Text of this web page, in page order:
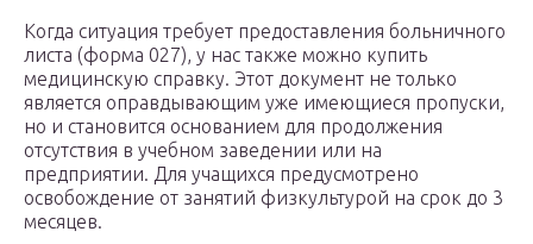
Когда ситуация требует предоставления больничного
листа (форма 027), у нас также можно купить
медицинскую справку. Этот документ не только
является оправдывающим уже имеющиеся пропуски,
но и становится основанием для продолжения
отсутствия в учебном заведении или на
предприятии. Для учащихся предусмотрено
освобождение от занятий физкультурой на срок до 3
месяцев.